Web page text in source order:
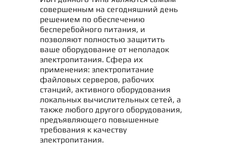
совершенным на сегодняшний день
решением по обеспечению
бесперебойного питания, и
позволяют полностью защитить
ваше оборудование от неполадок
электропитания. Сфера их
применения: электропитание
файловых серверов, рабочих
станций, активного оборудования
локальных вычислительных сетей, а
также любого другого оборудования,
предъявляющего повышенные
требования к качеству
электропитания.